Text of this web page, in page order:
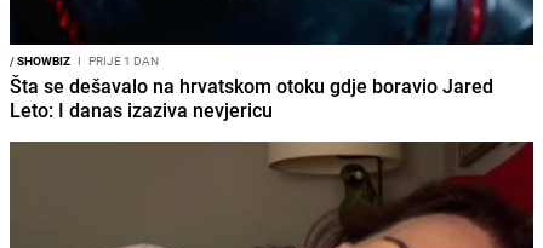
/SHOWBIZ I PRIJE 1 DAN
Šta se dešavalo na hrvatskom otoku gdje boravio Jared
Leto: I danas izaziva nevjericu